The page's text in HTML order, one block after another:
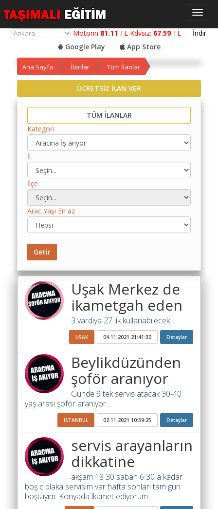
Motorin 81.11 TL Kdvsiz: 67.59TL İndir
Google Play
App Store
Yol
Maliyet
Yemek
Maliyet
Hesaplama
Kredili
Maliyet
Hesaplama
Maliyet
Hesaplama
Şartname
Karşılaştırma
Robotu
Masaüstü
Değer
Hesaplama
Akaryakıt
Fiyatları
İhale
İlanlar
Söför
Arayanlar
Ana Sayfa İlanlar Tüm İlanlar
ÜCRETSİZ İLAN VER
TÜM İLANLAR
Kategori
İl
İlçe
Arac Yaşı En az
Getir
Uşak Merkez de
ikametgah eden
3 vardiya 27 lik kullanabılecek...
USAK 04.11.2021 21:41:30 Detaylar
Beylikdüzünden
şoför aranıyor
Günde 9 tek servis atacak 30-40
yaş arası şoför aranıyor...
ISTANBUL 02.11.2021 10:39:25 Detaylar
servis arayanların
dikkatine
akşam 18 30 sabah 6 30 a kadar
boş c plaka servisim var hafta sonları tam gün
boştayım. Konyada ikamet ediyorum ...